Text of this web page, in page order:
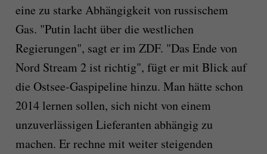
eine zu starke Abhängigkeit von russischem
Gas. "Putin lacht über die westlichen
Regierungen", sagt er im ZDF. "Das Ende von
Nord Stream 2 ist richtig", fügt er mit Blick auf
die Ostsee-Gaspipeline hinzu. Man hätte schon
2014 lernen sollen, sich nicht von einem
unzuverlässigen Lieferanten abhängig zu
machen. Er rechne mit weiter steigenden